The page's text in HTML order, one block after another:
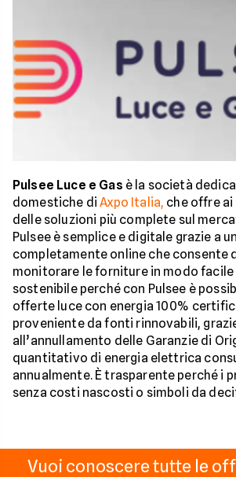
Pulsee Luce e Gas è la società
domestiche diAxpo Italia, che offre
delle soluzioni più complete sul
Pulsee è semplice e digitale grazie a
completamente online che consente
monitorare le forniture in modo facile
sostenibile perché con Pulsee è
offerte luce con energia 100%
proveniente da fonti rinnovabili,
all’annullamento delle Garanzie di
quantitativo di energia elettrica
annualmente. È trasparente perché i
senza costi nascosti o simboli da
Vuoi conoscere tutte le